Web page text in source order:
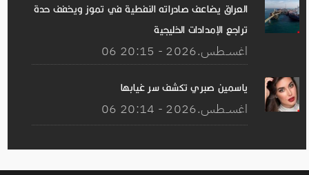
العراق يضاعف صادراته النفطية في تموز ويخفف حدة
تراجع الإمدادات الخليجية
06 اغســطس.2026 - 20:15
ياسمين صبري تكشف سر غيابها
06 اغســطس.2026 - 20:14